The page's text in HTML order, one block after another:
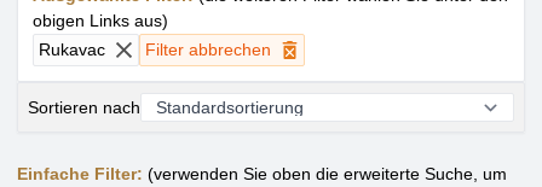
obigen Links aus)
Rukavac
Filter abbrechen
Sortieren nach
Einfache Filter: (verwenden Sie oben die erweiterte Suche, um